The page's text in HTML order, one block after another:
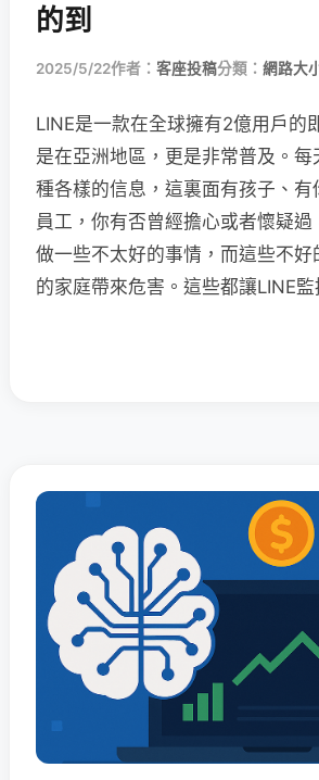
的到
2025/5/22作者： 客座投稿分類： 網路大
LINE是一款在全球擁有2億用戶的
是在亞洲地區，更是非常普及。每
種各樣的信息，這裏面有孩子、
員工，你有否曾經擔心或者懷疑過
做一些不太好的事情，而這些不
的家庭帶來危害。這些都讓LINE監